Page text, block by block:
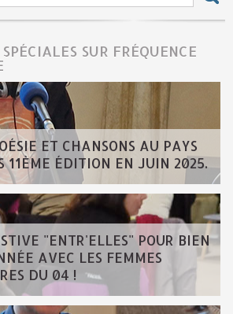
SUR FRÉQUENCE
ET CHANSONS AU PAYS
11ÈME ÉDITION EN JUIN 2025.
"ENTR'ELLES" POUR BIEN
AVEC LES FEMMES
DU 04 !